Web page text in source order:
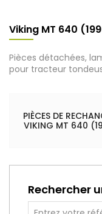
Viking MT 640
Pièces détachées,
pour tracteur
PIÈCES DE
VIKING MT 640
Rechercher